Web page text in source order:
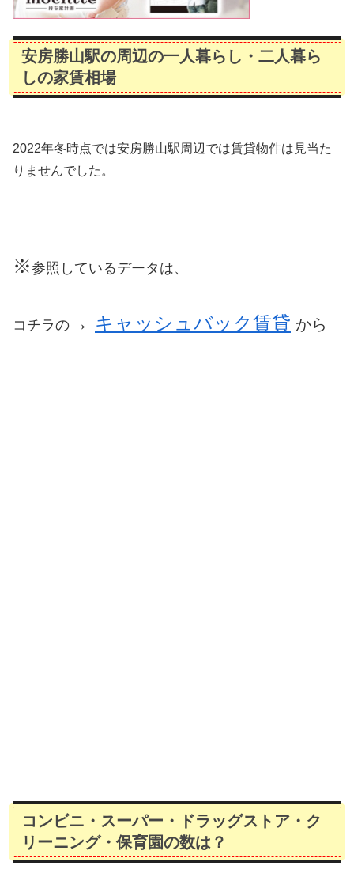
安房勝山駅の周辺の一人暮らし・二人暮ら
しの家賃相場
2022年冬時点では安房勝山駅周辺では賃貸物件は見当た
りませんでした。
※参照しているデータは、
コチラの → キャッシュバック賃貸 から
コンビニ・スーパー・ドラッグストア・ク
リーニング・保育園の数は？